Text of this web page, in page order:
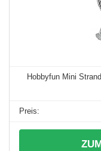
Hobbyfun Mini